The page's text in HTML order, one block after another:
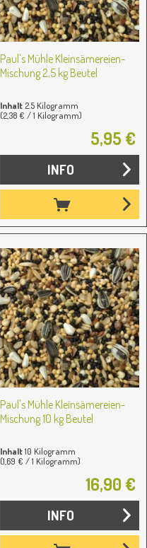
Paul's Mühle Kleinsämereien-
Mischung 2,5 kg Beutel
Inhalt 2.5 Kilogramm
(2,38 € / 1 Kilogramm)
5,95 €
INFO
Paul's Mühle Kleinsämereien-
Mischung 10 kg Beutel
Inhalt10 Kilogramm
(1,69 € / 1 Kilogramm)
16,90 €
INFO